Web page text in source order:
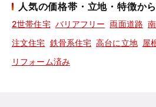
人気の価格帯・立地・特徴か
2世帯住宅 バリアフリー 両面道路
注文住宅 鉄骨系住宅 高台に立地 屋
リフォーム済み